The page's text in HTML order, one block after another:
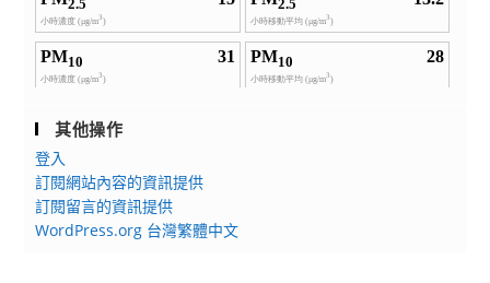
其他操作
登入
訂閱網站內容的資訊提供
訂閱留言的資訊提供
WordPress.org 台灣繁體中文